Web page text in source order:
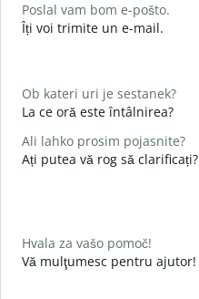
Poslal vam bom e-pošto.
Îți voi trimite un e-mail.
Ob kateri uri je sestanek?
La ce oră este întâlnirea?
Ali lahko prosim pojasnite?
Ați putea vă rog să clarificați?
Hvala za vašo pomoč!
Vă mulţumesc pentru ajutor!